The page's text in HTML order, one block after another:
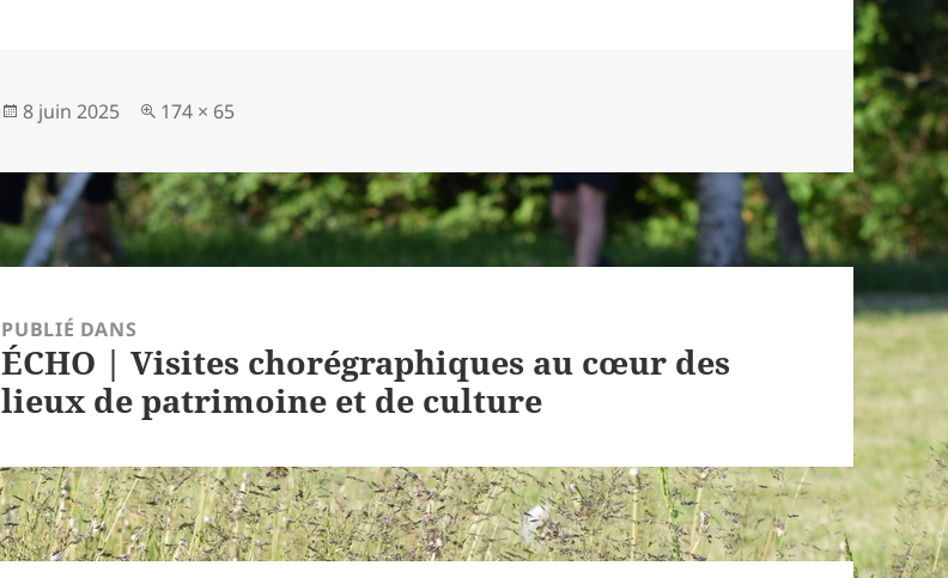
Publié
8 juin 2025
Taille
174 × 65
PUBLIÉ DANS
ÉCHO | Visites chorégraphiques au cœur des
lieux de patrimoine et de culture